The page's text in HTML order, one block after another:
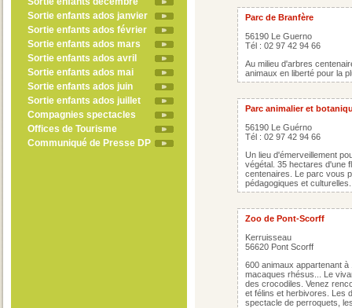
Sortie enfants ados janvier
Sortie enfants ados février
Sortie enfants ados mars
Sortie enfants ados avril
Sortie enfants ados mai
Sortie enfants ados juin
Sortie enfants ados juillet
Compagnies spectacles
Offices de Tourisme
Communiqué de Presse DP
Parc de Branfère
56190 Le Guerno
Tél : 02 97 42 94 66
Au milieu d'arbres
animaux en liberté pour la
Parc animalier et
56190 Le Guérno
Tél : 02 97 42 94 66
Un lieu d'émerveillement
végétal. 35 hectares d'une
centenaires. Le parc vous
pédagogiques et culturelles.
Zoo de Pont-Scorff
Kerruisseau
56620 Pont Scorff
600 animaux appartenant
macaques rhésus... Le
des crocodiles. Venez
et félins et herbivores. Les
spectacle de perroquets,